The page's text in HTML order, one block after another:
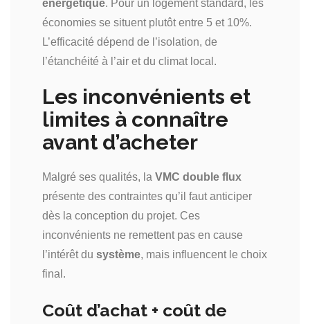
énergétique. Pour un logement standard, les
économies se situent plutôt entre 5 et 10%.
L’efficacité dépend de l’isolation, de
l’étanchéité à l’air et du climat local.
Les inconvénients et
limites à connaître
avant d’acheter
Malgré ses qualités, la VMC double flux
présente des contraintes qu’il faut anticiper
dès la conception du projet. Ces
inconvénients ne remettent pas en cause
l’intérêt du système, mais influencent le choix
final.
Coût d’achat + coût de